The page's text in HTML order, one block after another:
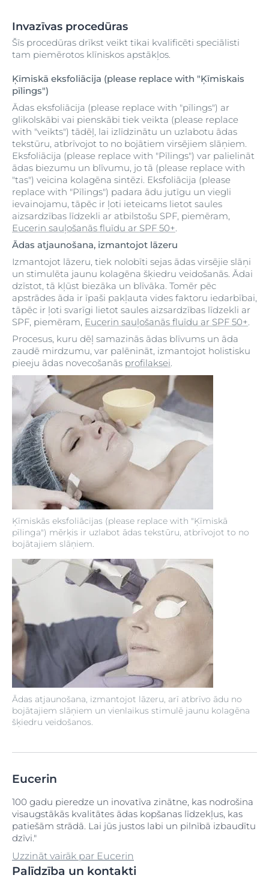
Invazīvas procedūras
Šīs procedūras drīkst veikt tikai kvalificēti speciālisti
tam piemērotos klīniskos apstākļos.
Ķīmiskās eksfoliācijas (please replace with "Ķīmiskā
pīlinga") mērķis ir uzlabot ādas tekstūru, atbrīvojot to no
bojātajiem slāņiem.
Ādas atjaunošana, izmantojot lāzeru, arī atbrīvo ādu no
bojātajiem slāņiem un vienlaikus stimulē jaunu kolagēna
šķiedru veidošanos.
Ķīmiskā eksfoliācija (please replace with "Ķīmiskais
pīlings")
Ādas eksfoliācija (please replace with "pīlings") ar
glikolskābi vai pienskābi tiek veikta (please replace
with "veikts") tādēļ, lai izlīdzinātu un uzlabotu ādas
tekstūru, atbrīvojot to no bojātiem virsējiem slāņiem.
Eksfoliācija (please replace with "Pīlings") var palielināt
ādas biezumu un blīvumu, jo tā (please replace with
"tas") veicina kolagēna sintēzi. Eksfoliācija (please
replace with "Pīlings") padara ādu jutīgu un viegli
ievainojamu, tāpēc ir ļoti ieteicams lietot saules
aizsardzības līdzekli ar atbilstošu SPF, piemēram,
Eucerin sauļošanās fluīdu ar SPF 50+.
Ādas atjaunošana, izmantojot lāzeru
Izmantojot lāzeru, tiek nolobīti sejas ādas virsējie slāņi
un stimulēta jaunu kolagēna šķiedru veidošanās. Ādai
dzīstot, tā kļūst biezāka un blīvāka. Tomēr pēc
apstrādes āda ir īpaši pakļauta vides faktoru iedarbībai,
tāpēc ir ļoti svarīgi lietot saules aizsardzības līdzekli ar
SPF, piemēram, Eucerin sauļošanās fluīdu ar SPF 50+.
Procesus, kuru dēļ samazinās ādas blīvums un āda
zaudē mirdzumu, var palēnināt, izmantojot holistisku
pieeju ādas novecošanās profilaksei.
Eucerin
100 gadu pieredze un inovatīva zinātne, kas nodrošina
visaugstākās kvalitātes ādas kopšanas līdzekļus, kas
patiešām strādā. Lai jūs justos labi un pilnībā izbaudītu
dzīvi."
Uzzināt vairāk par Eucerin
Palīdzība un kontakti